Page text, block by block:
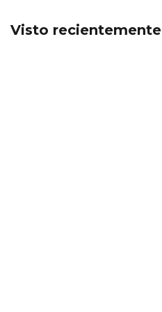
Visto recientemente